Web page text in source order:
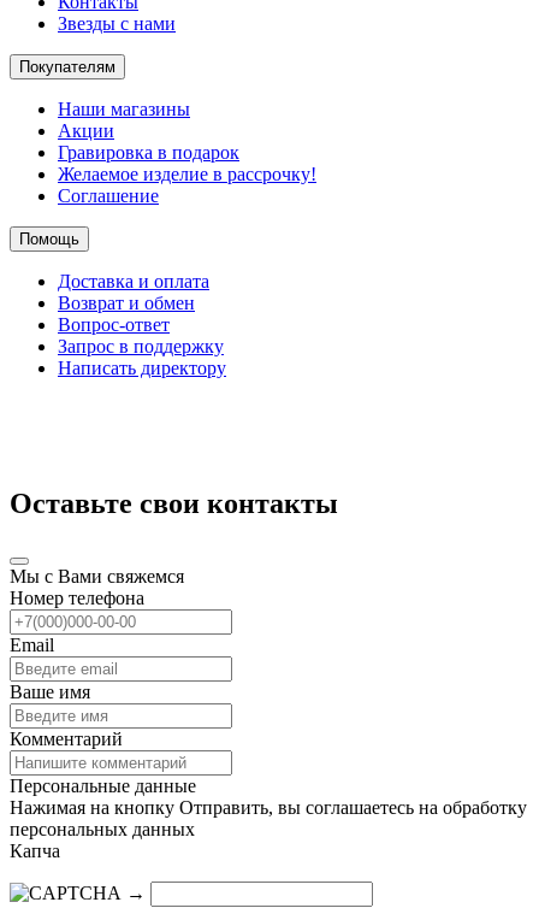
Звезды с нами
Покупателям
Наши магазины
Акции
Гравировка в подарок
Желаемое изделие в рассрочку!
Соглашение
Помощь
Доставка и оплата
Возврат и обмен
Вопрос-ответ
Запрос в поддержку
Написать директору
Оставьте свои контакты
Мы с Вами свяжемся
Номер телефона
Email
Ваше имя
Комментарий
Персональные данные
Нажимая на кнопку Отправить, вы соглашаетесь на обработку
персональных данных
Капча
→